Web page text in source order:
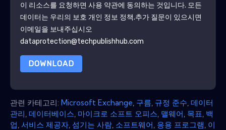
이 리소스를 요청하면 사용 약관에 동의하는 것입니다. 모든
데이터는 우리의 보호 개인 정보 정책.추가 질문이 있으시면
이메일을 보내주십시오
dataprotection@techpublishhub.com
DOWNLOAD
관련 카테고리: Microsoft Exchange 구름 규정 준수 데이터
관리 데이터베이스 마이크로 소프트 오피스 맬웨어 목표 백
업 서비스 제공자 섬기는 사람 소프트웨어 응용 프로그램 이